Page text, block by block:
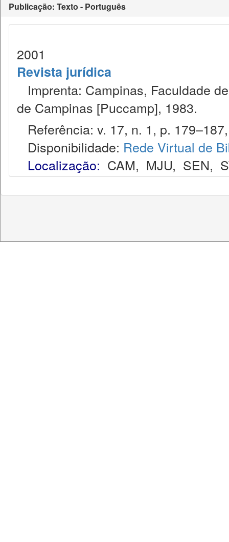
Publicação: Texto - Português
2001
Revista jurídica
Imprenta: Campinas, Faculdade
de Campinas [Puccamp], 1983.
Referência: v. 17, n. 1, p.
Disponibilidade: Rede Virtual de
Localização: CAM, MJU, SEN,